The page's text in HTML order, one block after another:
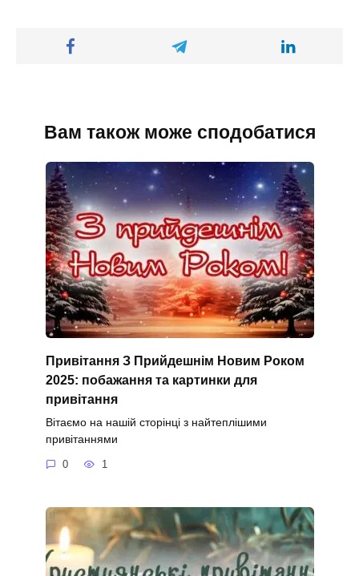
Вам також може сподобатися
Привітання З Прийдешнім Новим Роком
2025: побажання та картинки для
привітання
Вітаємо на нашій сторінці з найтеплішими
привітаннями
0 1